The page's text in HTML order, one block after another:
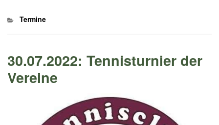
Kategorien
Termine
30.07.2022: Tennisturnier der
Vereine